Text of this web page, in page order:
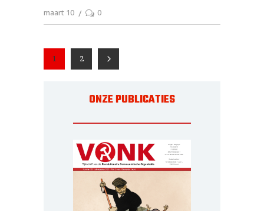
maart 10 0
1 2
ONZE PUBLICATIES